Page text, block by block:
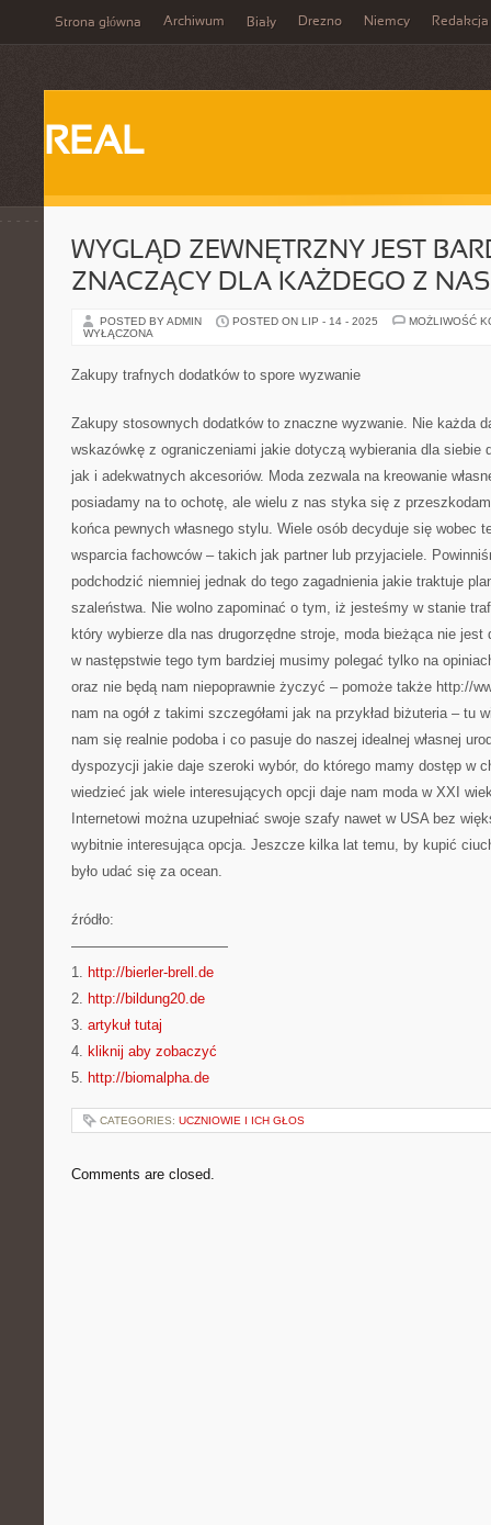
Strona główna Archiwum Biały Drezno Niemcy Redakcja
REAL
WYGLĄD ZEWNĘTRZNY JEST
ZNACZĄCY DLA KAŻDEGO Z NAS
POSTED BY ADMIN POSTED ON LIP - 14 - 2025
MOŻLIWOŚĆ
WYŁĄCZONA
Zakupy trafnych dodatków to spore wyzwanie
Zakupy stosownych dodatków to znaczne wyzwanie. Nie każda
wskazówkę z ograniczeniami jakie dotyczą wybierania dla siebie
jak i adekwatnych akcesoriów. Moda zezwala na kreowanie
posiadamy na to ochotę, ale wielu z nas styka się z
końca pewnych własnego stylu. Wiele osób decyduje się wobec
wsparcia fachowców – takich jak partner lub przyjaciele.
podchodzić niemniej jednak do tego zagadnienia jakie traktuje
szaleństwa. Nie wolno zapominać o tym, iż jesteśmy w stanie
który wybierze dla nas drugorzędne stroje, moda bieżąca nie jest
w następstwie tego tym bardziej musimy polegać tylko na
oraz nie będą nam niepoprawnie życzyć – pomoże także http://
nam na ogół z takimi szczegółami jak na przykład biżuteria – tu
nam się realnie podoba i co pasuje do naszej idealnej własnej
dyspozycji jakie daje szeroki wybór, do którego mamy dostęp w
wiedzieć jak wiele interesujących opcji daje nam moda w XXI
Internetowi można uzupełniać swoje szafy nawet w USA bez
wybitnie interesująca opcja. Jeszcze kilka lat temu, by kupić
było udać się za ocean.
źródło:
———————————
1. http://bierler-brell.de
2. http://bildung20.de
3. artykuł tutaj
4. kliknij aby zobaczyć
5. http://biomalpha.de
CATEGORIES: UCZNIOWIE I ICH GŁOS
Comments are closed.